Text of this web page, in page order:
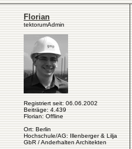
Florian
tektorumAdmin
Registriert seit: 06.06.2002
Beiträge: 4.439
Florian: Offline
Ort: Berlin
Hochschule/AG: Illenberger & Lilja
GbR / Anderhalten Architekten